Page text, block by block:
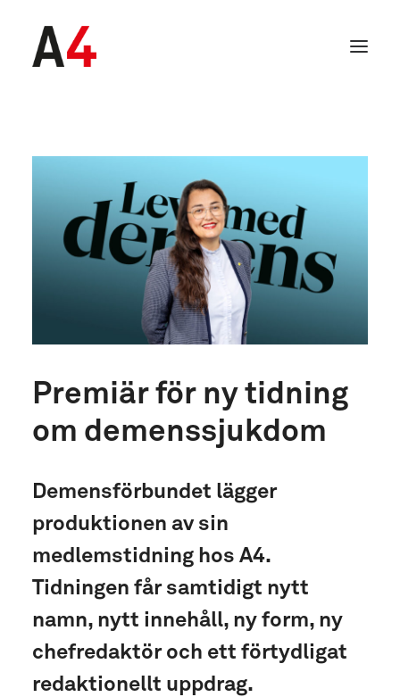
Premiär för ny tidning
om demenssjukdom
Demensförbundet lägger
produktionen av sin
medlemstidning hos A4.
Tidningen får samtidigt nytt
namn, nytt innehåll, ny form, ny
chefredaktör och ett förtydligat
redaktionellt uppdrag.